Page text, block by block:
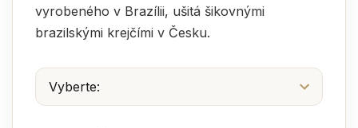
vyrobeného v Brazílii, ušitá šikovnými
brazilskými krejčími v Česku.